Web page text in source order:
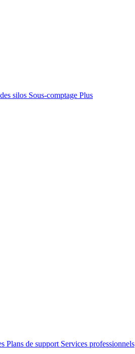
silos Sous-comptage Plus
Plans de support Services professionnels